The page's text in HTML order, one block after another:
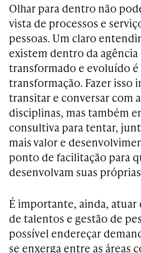
Olhar para dentro não
vista de processos e
pessoas. Um claro
existem dentro da
transformado e evoluído
transformação. Fazer isso
transitar e conversar com
disciplinas, mas também
consultiva para tentar,
mais valor e
ponto de facilitação para
desenvolvam suas
É importante, ainda,
de talentos e gestão de
possível endereçar
se enxerga entre as áreas